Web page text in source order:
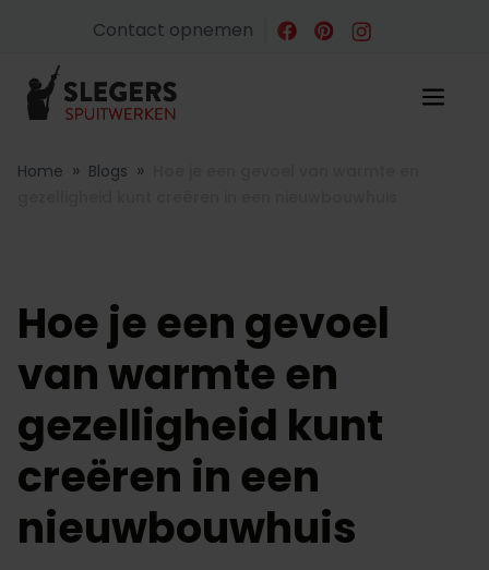
Contact opnemen
Home » Blogs »
Hoe je een gevoel
van warmte en
gezelligheid kunt
creëren in een
nieuwbouwhuis